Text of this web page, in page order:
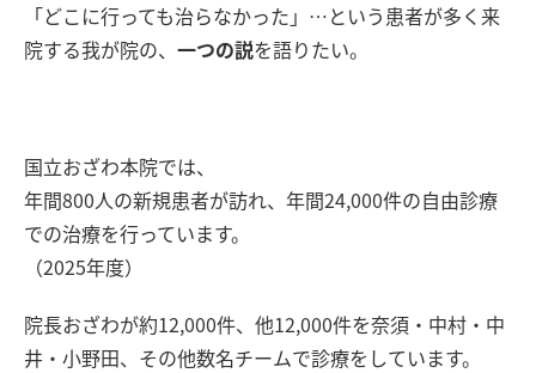
「どこに行っても治らなかった」…という患者が多く来
院する我が院の、 一つの説を語りたい。
国立おざわ本院では、
年間800人の新規患者が訪れ、年間24,000件の自由診療
での治療を行っています。
（2025年度）
院長おざわが約12,000件、他12,000件を奈須・中村・中
井・小野田、その他数名チームで診療をしています。